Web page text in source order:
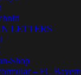
LETTERS
Shop
– FC Bayern